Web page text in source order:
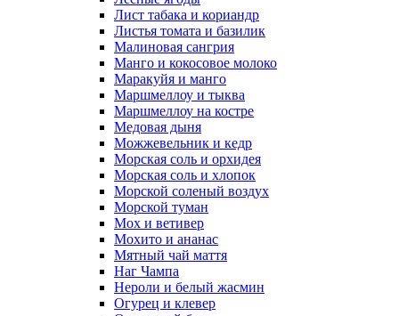
Лист табака и кориандр
Листья томата и базилик
Малиновая сангрия
Манго и кокосовое молоко
Маракуйя и манго
Маршмеллоу и тыква
Маршмеллоу на костре
Медовая дыня
Можжевельник и кедр
Морская соль и орхидея
Морская соль и хлопок
Морской соленый воздух
Морской туман
Мох и ветивер
Мохито и ананас
Мятный чай маття
Наг Чампа
Нероли и белый жасмин
Огурец и клевер